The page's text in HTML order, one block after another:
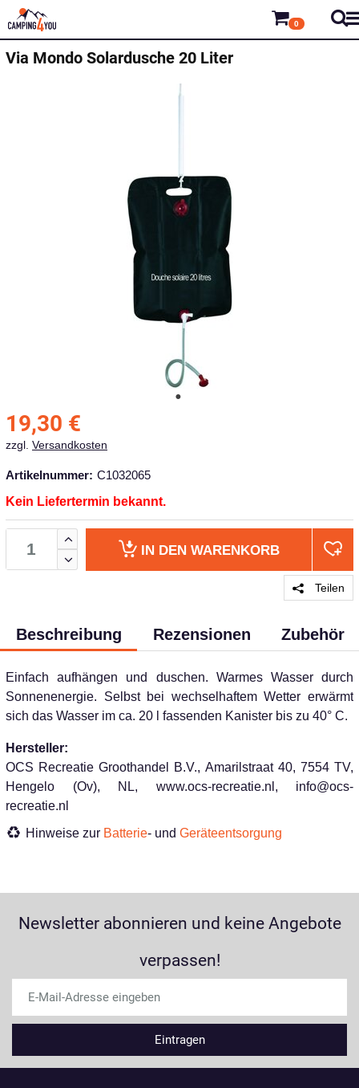
0
Via Mondo Solardusche 20 Liter
19,30 €
zzgl. Versandkosten
Artikelnummer: C1032065
Kein Liefertermin bekannt.
IN DEN WARENKORB
Teilen
Beschreibung Rezensionen Zubehör
Einfach aufhängen und duschen. Warmes Wasser durch
Sonnenenergie. Selbst bei wechselhaftem Wetter erwärmt
sich das Wasser im ca. 20 l fassenden Kanister bis zu 40° C.
Hersteller:
OCS Recreatie Groothandel B.V., Amarilstraat 40, 7554 TV,
Hengelo (Ov), NL, www.ocs-recreatie.nl, info@ocs-
recreatie.nl
Hinweise zur Batterie- und Geräteentsorgung
Newsletter abonnieren und keine Angebote
verpassen!